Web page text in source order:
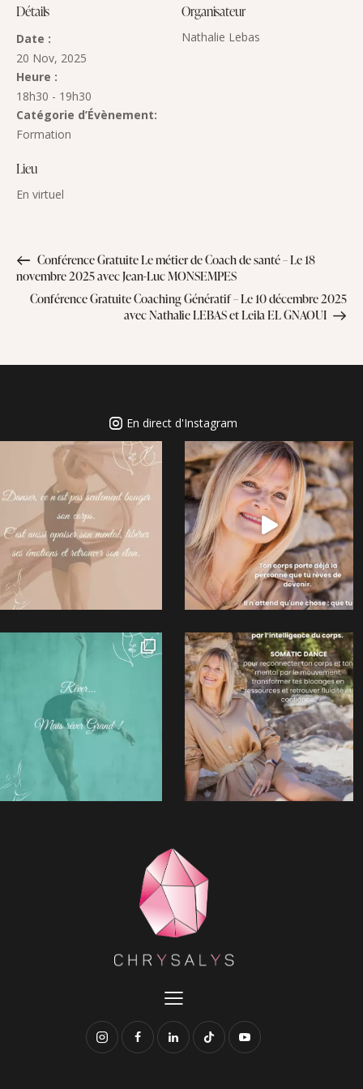
Détails
Date :
20 Nov, 2025
Heure :
18h30 - 19h30
Catégorie d’Évènement:
Formation
Lieu
En virtuel
Organisateur
Nathalie Lebas
Conférence Gratuite Le métier de Coach de santé – Le 18
novembre 2025 avec Jean-Luc MONSEMPES
Conférence Gratuite Coaching Génératif – Le 10 décembre 2025
avec Nathalie LEBAS et Leila EL GNAOUI
En direct d'Instagram